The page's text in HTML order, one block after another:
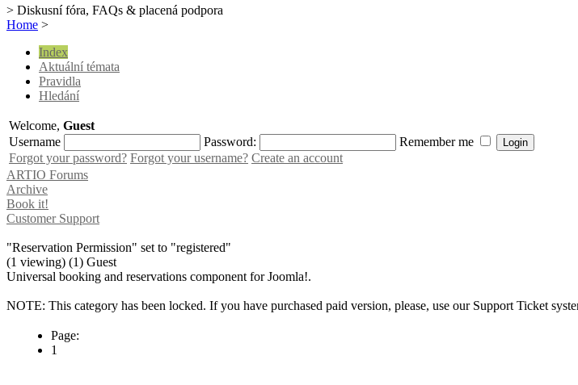
> Diskusní fóra, FAQs & placená podpora
Home >
Index
Aktuální témata
Pravidla
Hledání
Welcome, Guest
Username
Password:
Remember me
Forgot your password? Forgot your username? Create an account
ARTIO Forums
Archive
Book it!
Customer Support
"Reservation Permission" set to "registered"
(1 viewing) (1) Guest
Universal booking and reservations component for Joomla!.
NOTE: This category has been locked. If you have purchased paid version, please, use our Support Ticket
Page:
1